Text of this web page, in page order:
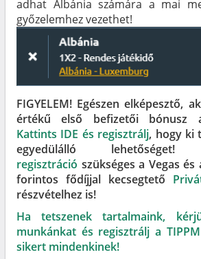
adhat Albánia számára a mai
győzelemhez vezethet!
FIGYELEM! Egészen elképesztő,
értékű első befizetői bónusz a
Kattints IDE és regisztrálj, hogy ki
egyedülálló lehetőséget! A
regisztráció szükséges a Vegas és
forintos fődíjjal kecsegtető
részvételhez is!
Ha tetszenek tartalmaink,
munkánkat és regisztrálj a
sikert mindenkinek!